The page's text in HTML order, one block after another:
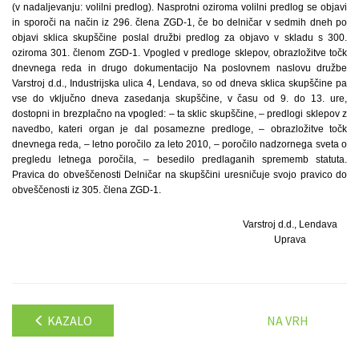
(v nadaljevanju: volilni predlog). Nasprotni oziroma volilni predlog se objavi
in sporoči na način iz 296. člena ZGD-1, če bo delničar v sedmih dneh po
objavi sklica skupščine poslal družbi predlog za objavo v skladu s 300.
oziroma 301. členom ZGD-1. Vpogled v predloge sklepov, obrazložitve točk
dnevnega reda in drugo dokumentacijo Na poslovnem naslovu družbe
Varstroj d.d., Industrijska ulica 4, Lendava, so od dneva sklica skupščine pa
vse do vključno dneva zasedanja skupščine, v času od 9. do 13. ure,
dostopni in brezplačno na vpogled: – ta sklic skupščine, – predlogi sklepov z
navedbo, kateri organ je dal posamezne predloge, – obrazložitve točk
dnevnega reda, – letno poročilo za leto 2010, – poročilo nadzornega sveta o
pregledu letnega poročila, – besedilo predlaganih sprememb statuta.
Pravica do obveščenosti Delničar na skupščini uresničuje svojo pravico do
obveščenosti iz 305. člena ZGD-1.
Varstroj d.d., Lendava
Uprava
KAZALO NA VRH